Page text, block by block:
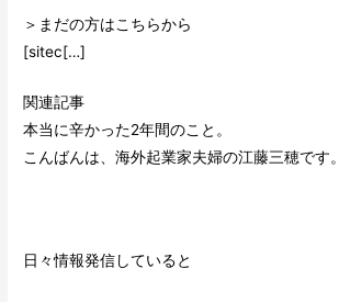
＞まだの方はこちらから
[sitec[…]
関連記事
本当に辛かった2年間のこと。
こんばんは、海外起業家夫婦の江藤三穂です。
日々情報発信していると